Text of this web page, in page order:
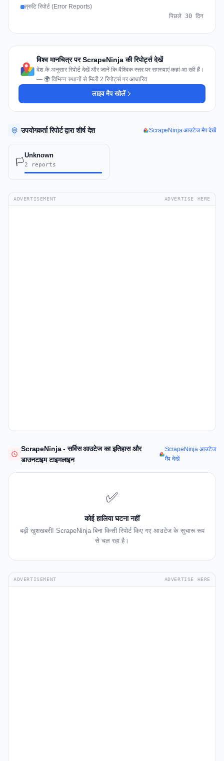
त्रुटि रिपोर्ट (Error Reports)
पिछले 30 दिन
विश्व मानचित्र पर ScrapeNinja की रिपोर्ट्स देखें
देश के अनुसार रिपोर्ट देखें और जानें कि वैश्विक स्तर पर समस्याएं कहां आ रही हैं।
— 🌍 विभिन्न स्थानों से मिली 2 रिपोर्ट्स पर आधारित
लाइव मैप खोलें
उपयोगकर्ता रिपोर्ट द्वारा शीर्ष देश ScrapeNinja आउटेज मैप देखें
🏳️
Unknown
2 reports
ADVERTISEMENT ADVERTISE HERE
ScrapeNinja - सर्विस आउटेज का इतिहास और
डाउनटाइम टाइमलाइन
ScrapeNinja आउटेज
मैप देखें
✅
कोई हालिया घटना नहीं
बड़ी खुशखबरी! ScrapeNinja बिना किसी रिपोर्ट किए गए आउटेज के सुचारू रूप
से चल रहा है।
ADVERTISEMENT ADVERTISE HERE